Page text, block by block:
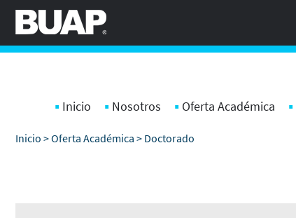
Pasar al contenido principal
Inicio Nosotros Oferta Académica
Inicio >Oferta Académica > Doctorado